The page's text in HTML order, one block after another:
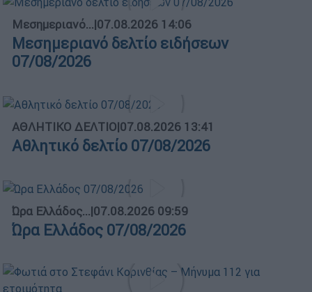
Μεσημεριανό...|07.08.2026 14:06
Μεσημεριανό δελτίο ειδήσεων
07/08/2026
ΑΘΛΗΤΙΚΟ ΔΕΛΤΙΟ|07.08.2026 13:41
Αθλητικό δελτίο 07/08/2026
Ώρα Ελλάδος...|07.08.2026 09:59
Ώρα Ελλάδος 07/08/2026